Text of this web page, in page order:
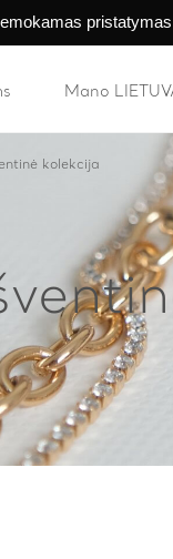
Mano
kolekcija